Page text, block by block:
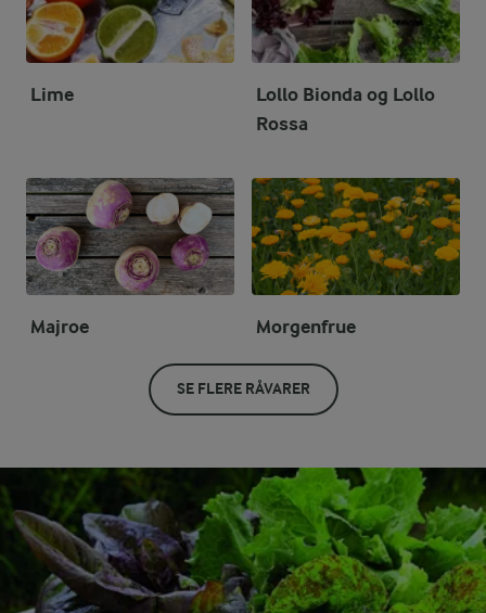
Lime
Lollo Bionda og Lollo
Rossa
Majroe Morgenfrue
SE FLERE RÅVARER